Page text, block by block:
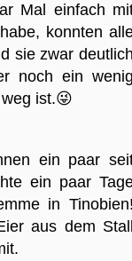
Mal einfach
konnten
sie zwar deutlich
noch ein wenig
ist.😜
ein paar
ein paar
in Tinobien!
aus dem Stall